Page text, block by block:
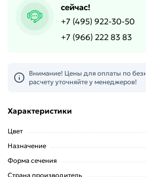
сейчас!
+7 (495) 922-30-50
+7 (966) 222 83 83
Внимание! Цены для оплаты по
расчету уточняйте у менеджеров!
Характеристики
Цвет
Назначение
Форма сечения
Страна производитель